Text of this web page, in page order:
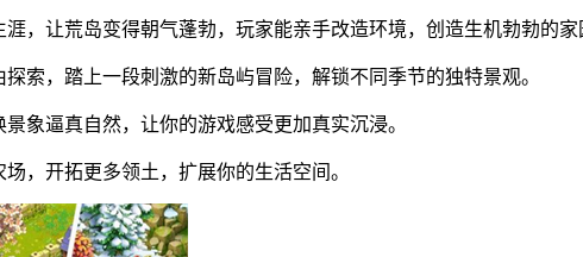
，让荒岛变得朝气蓬勃，玩家能亲手改造环境，创造生机勃勃的家
索，踏上一段刺激的新岛屿冒险，解锁不同季节的独特景观。
象逼真自然，让你的游戏感受更加真实沉浸。
，开拓更多领土，扩展你的生活空间。